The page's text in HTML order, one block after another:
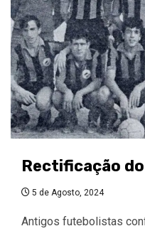
Rectificação
5 de Agosto, 2024
Antigos futebolistas